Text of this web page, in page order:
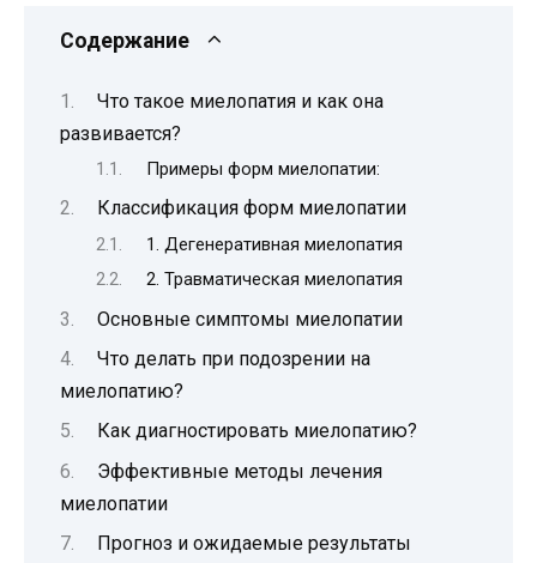
Содержание
Что такое миелопатия и как она
развивается?
Примеры форм миелопатии:
Классификация форм миелопатии
1. Дегенеративная миелопатия
2. Травматическая миелопатия
Основные симптомы миелопатии
Что делать при подозрении на
миелопатию?
Как диагностировать миелопатию?
Эффективные методы лечения
миелопатии
Прогноз и ожидаемые результаты